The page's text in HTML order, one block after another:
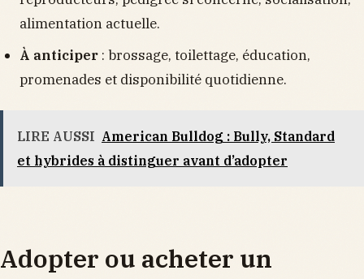
alimentation actuelle.
À anticiper: brossage, toilettage, éducation,
promenades et disponibilité quotidienne.
LIRE AUSSI American Bulldog : Bully, Standard
et hybrides à distinguer avant d’adopter
Adopter ou acheter un